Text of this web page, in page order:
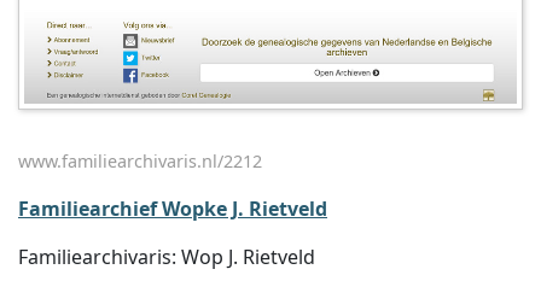
www.familiearchivaris.nl/2212
Familiearchief Wopke J. Rietveld
Familiearchivaris: Wop J. Rietveld